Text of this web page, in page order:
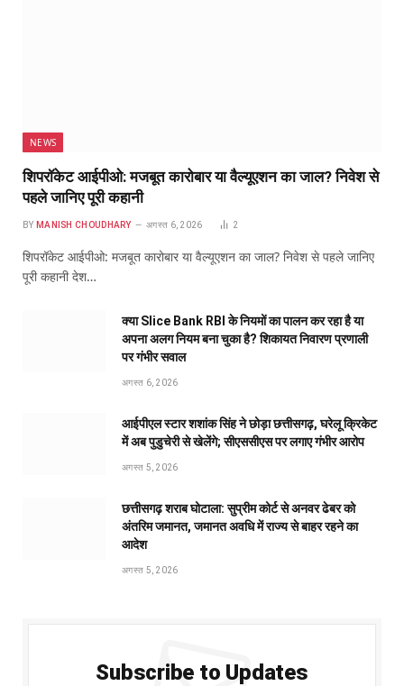
NEWS
शिपरॉकेट आईपीओ: मजबूत कारोबार या वैल्यूएशन का जाल? निवेश से
पहले जानिए पूरी कहानी
BY MANISH CHOUDHARY अगस्त 6, 2026 2
शिपरॉकेट आईपीओ: मजबूत कारोबार या वैल्यूएशन का जाल? निवेश से पहले जानिए
पूरी कहानी देश…
क्या Slice Bank RBI के नियमों का पालन कर रहा है या
अपना अलग नियम बना चुका है? शिकायत निवारण प्रणाली
पर गंभीर सवाल
अगस्त 6, 2026
आईपीएल स्टार शशांक सिंह ने छोड़ा छत्तीसगढ़, घरेलू क्रिकेट
में अब पुडुचेरी से खेलेंगे; सीएससीएस पर लगाए गंभीर आरोप
अगस्त 5, 2026
छत्तीसगढ़ शराब घोटाला: सुप्रीम कोर्ट से अनवर ढेबर को
अंतरिम जमानत, जमानत अवधि में राज्य से बाहर रहने का
आदेश
अगस्त 5, 2026
Subscribe to Updates